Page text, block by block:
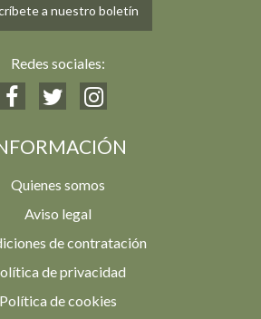
a nuestro boletín
Redes sociales:
Quienes somos
Aviso legal
de contratación
de privacidad
Política de cookies